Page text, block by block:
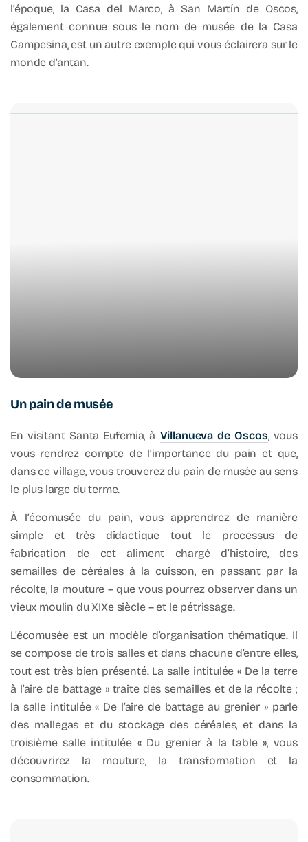
l’époque, la Casa del Marco, à San Martín de Oscos,
également connue sous le nom de musée de la Casa
Campesina, est un autre exemple qui vous éclairera sur le
monde d’antan.
Un pain de musée
En visitant Santa Eufemia, à Villanueva de Oscos, vous
vous rendrez compte de l’importance du pain et que,
dans ce village, vous trouverez du pain de musée au sens
le plus large du terme.
À l’écomusée du pain, vous apprendrez de manière
simple et très didactique tout le processus de
fabrication de cet aliment chargé d’histoire, des
semailles de céréales à la cuisson, en passant par la
récolte, la mouture – que vous pourrez observer dans un
vieux moulin du XIXe siècle – et le pétrissage.
L’écomusée est un modèle d’organisation thématique. Il
se compose de trois salles et dans chacune d’entre elles,
tout est très bien présenté. La salle intitulée « De la terre
à l’aire de battage » traite des semailles et de la récolte ;
la salle intitulée « De l’aire de battage au grenier » parle
des mallegas et du stockage des céréales, et dans la
troisième salle intitulée « Du grenier à la table », vous
découvrirez la mouture, la transformation et la
consommation.